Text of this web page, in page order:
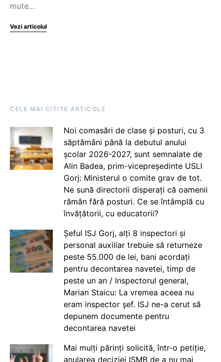
mute…
Vezi articolul
CELE MAI CITITE ARTICOLE
Noi comasări de clase și posturi, cu 3
săptămâni până la debutul anului
școlar 2026-2027, sunt semnalate de
Alin Badea, prim-vicepreședinte USLI
Gorj: Ministerul o comite grav de tot.
Ne sună directorii disperați că oamenii
rămân fără posturi. Ce se întâmplă cu
învățătorii, cu educatorii?
Șeful ISJ Gorj, alți 8 inspectori și
personal auxiliar trebuie să returneze
peste 55.000 de lei, bani acordați
pentru decontarea navetei, timp de
peste un an / Inspectorul general,
Marian Staicu: La vremea aceea nu
eram inspector șef. ISJ ne-a cerut să
depunem documente pentru
decontarea navetei
Mai mulți părinți solicită, într-o petiție,
anularea deciziei ISMB de a nu mai